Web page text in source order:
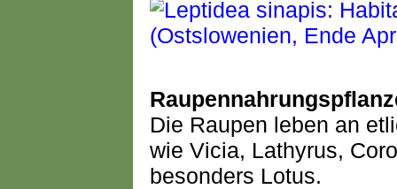
Die Raupen leben an
wie Vicia, Lathyrus,
besonders Lotus.